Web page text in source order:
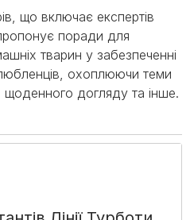
що включає експертів
поради для
тварин у забезпеченні
охоплюючи теми
щоденного догляду та інше.